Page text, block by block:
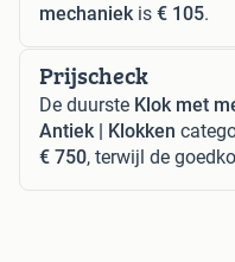
mechaniekis € 105.
Prijscheck
De duurste Klok met
Antiek | Klokken
€ 750, terwijl de